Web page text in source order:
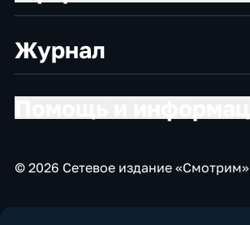
Журнал
© 2026 Сетевое издание «Смотрим»